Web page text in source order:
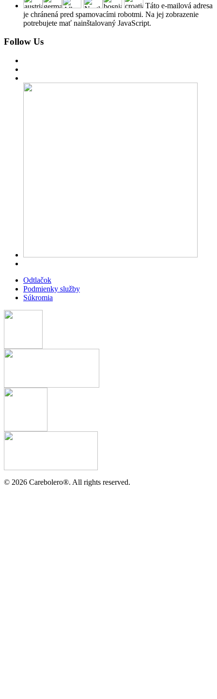
Táto e-mailová adresa
je chránená pred spamovacími robotmi. Na jej zobrazenie
potrebujete mať nainštalovaný JavaScript.
Follow Us
Odtlačok
Podmienky služby
Súkromia
© 2026 Carebolero®. All rights reserved.